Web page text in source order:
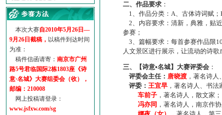
·诗意名城·地铁时间
地铁完美呈现【诗意·名城...
参赛作品多达5000多首
“诗意·名城”晒诗会
特别通知--致广大诗词爱好...
本次大赛自2010年5月26日—
9月26日截稿， 以稿件到达时间
为准：
稿件信函请寄： 南京市广州
路5号君临国际2栋1803座《诗
意·名城》大赛组委会（收），
邮编：210008
网上投稿请登录：
www.jsfxw.com/sg
二、作品要求 ：
1、作品分类：A、古体诗词赋；
2、内容要求：清新，典雅，贴
参赛；
3、篇幅要求：每首参赛作品限
人文景区进行展示，让流动的诗
三、【诗意•名城】大赛评委会 ：
评委会主任： 唐晓渡 ，著名诗
评委： 王宜早 ，著名诗人、书
车前子 ，著名诗人，散文家；
冯亦同 ，著名诗人，南京作